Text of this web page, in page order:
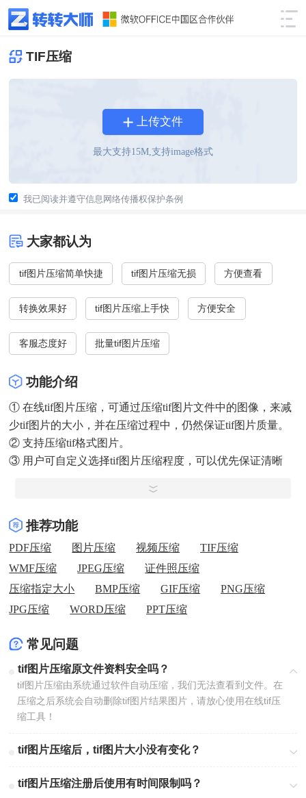
TIF压缩
上传文件
最大支持15M,支持image格式
我已阅读并遵守信息网络传播权保护条例
大家都认为
tif图片压缩简单快捷 tif图片压缩无损 方便查看
转换效果好 tif图片压缩上手快 方便安全
客服态度好 批量tif图片压缩
功能介绍
① 在线tif图片压缩，可通过压缩tif图片文件中的图像，来减
少tif图片的大小，并在压缩过程中，仍然保证tif图片质量。
② 支持压缩tif格式图片。
③ 用户可自定义选择tif图片压缩程度，可以优先保证清晰
④ 压缩后的tif图片，可以使用常用的照片查看器来打开。
缩限制。
⑥ 在线版tif 图片压缩仅限于30M以内的tif
大文件、转换更多格式文件、同时转换更多文件，请下载
户端或者 或联系我们的客服人员。
推荐功能
PDF压缩 图片压缩 视频压缩
TIF压缩
WMF压缩
JPEG压缩
证件照压缩
压缩指定大小
BMP压缩 GIF压缩
PNG压缩
JPG压缩
WORD压缩 PPT压缩
常见问题
tif图片压缩原文件资料安全吗？
tif图片压缩由系统通过软件自动压缩，我们无法查看到文件。在
压缩之后系统会自动删除tif图片结果图片，请放心使用在线tif压
缩工具！
tif图片压缩后，tif图片大小没有变化？
tif图片压缩注册后使用有时间限制吗？